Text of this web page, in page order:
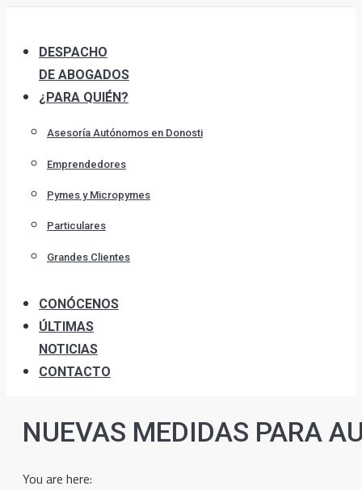
content
DESPACHO
DE ABOGADOS
¿PARA QUIÉN?
Asesoría Autónomos en Donosti
Emprendedores
Pymes y Micropymes
Particulares
Grandes Clientes
CONÓCENOS
ÚLTIMAS
NOTICIAS
CONTACTO
NUEVAS MEDIDAS PARA
You are here: